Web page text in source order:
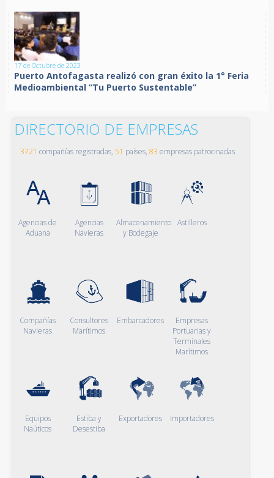
17 de Octubre de 2023
Puerto Antofagasta realizó con gran éxito la 1° Feria
Medioambiental “Tu Puerto Sustentable”
DIRECTORIO DE EMPRESAS
3721 compañías registradas, 51 países, 83 empresas patrocinadas
Agencias de
Aduana
Agencias
Navieras
Almacenamiento
y Bodegaje
Astilleros
Compañías
Navieras
Consultores
Marítimos
Embarcadores
Empresas
Portuarias y
Terminales
Marítimos
Equipos
Naúticos
Estiba y
Desestiba
Exportadores Importadores